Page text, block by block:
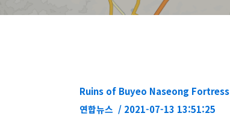
Ruins of Buyeo Naseong
연합뉴스 / 2021-07-13 13:51:25